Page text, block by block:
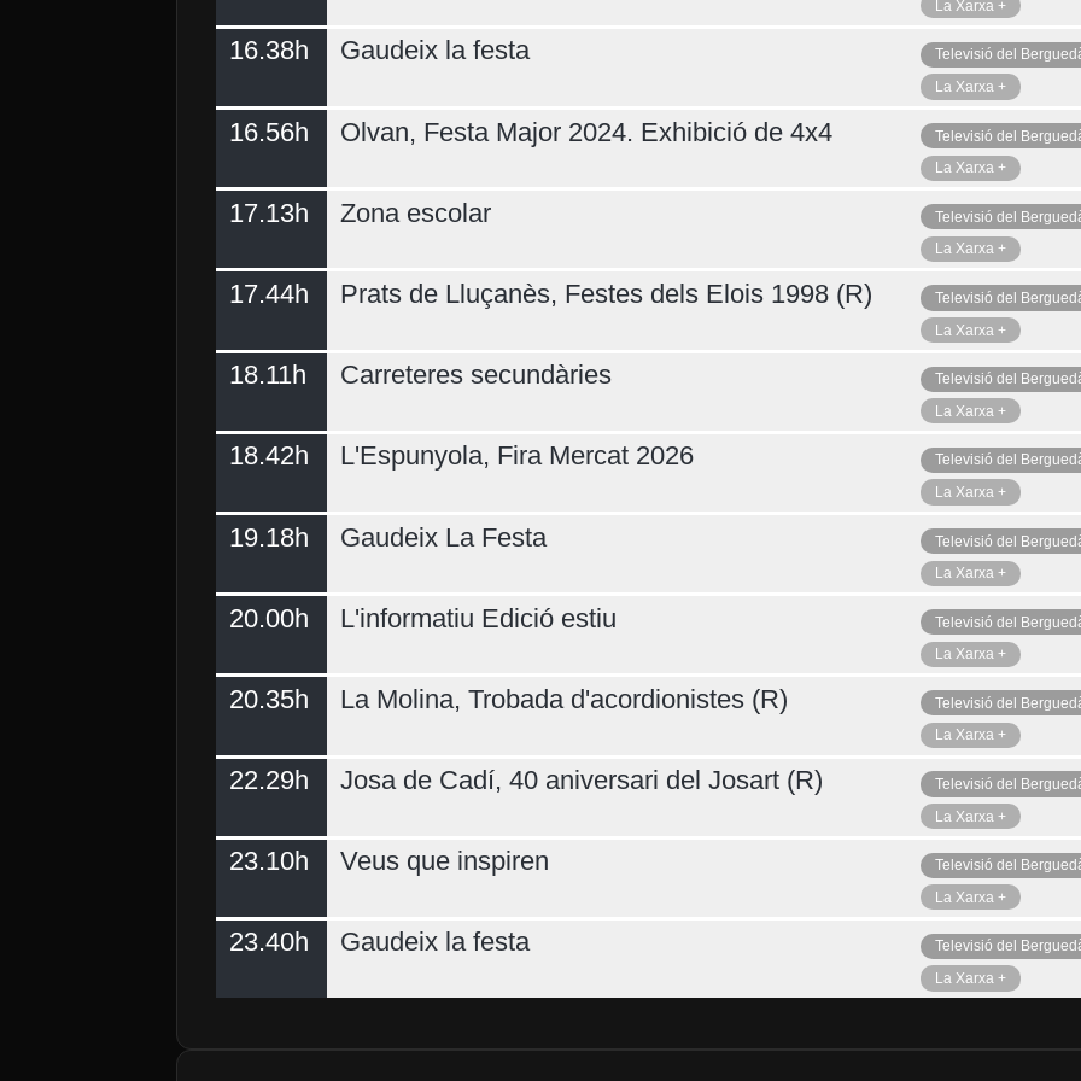
La Xarxa +
16.38h Gaudeix la festa
Televisió del
La Xarxa +
16.56h Olvan, Festa Major 2024. Exhibició de 4x4
Televisió del
La Xarxa +
17.13h Zona escolar
Televisió del
La Xarxa +
17.44h Prats de Lluçanès, Festes dels Elois 1998 (R)
Televisió del
La Xarxa +
18.11h Carreteres secundàries
Televisió del
La Xarxa +
18.42h L'Espunyola, Fira Mercat 2026
Televisió del
La Xarxa +
19.18h Gaudeix La Festa
Televisió del
La Xarxa +
20.00h L'informatiu Edició estiu
Televisió del
La Xarxa +
20.35h La Molina, Trobada d'acordionistes (R)
Televisió del
La Xarxa +
22.29h Josa de Cadí, 40 aniversari del Josart (R)
Televisió del
La Xarxa +
23.10h Veus que inspiren
Televisió del
La Xarxa +
23.40h Gaudeix la festa
Televisió del
La Xarxa +